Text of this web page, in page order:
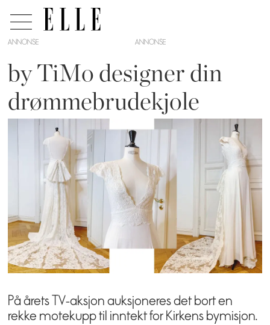
ANNONSE
by TiMo designer din
drømmebrudekjole
På årets TV-aksjon auksjoneres det bort en
rekke motekupp til inntekt for Kirkens bymisjon.